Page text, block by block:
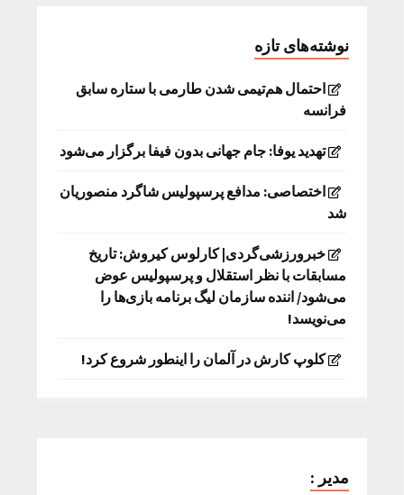
نوشته‌های تازه
احتمال هم‌تیمی شدن طارمی با ستاره سابق
فرانسه
تهدید یوفا: جام جهانی بدون فیفا برگزار می‌شود
اختصاصی: مدافع پرسپولیس شاگرد منصوریان
شد
خبرورزشی‌گردی| کارلوس کیروش: تاریخ
مسابقات با نظر استقلال و پرسپولیس عوض
می‌شود/ اننده سازمان لیگ برنامه بازی‌ها را
می‌نویسد!
کلوپ کارش در آلمان را اینطور شروع کرد!
مدیر :